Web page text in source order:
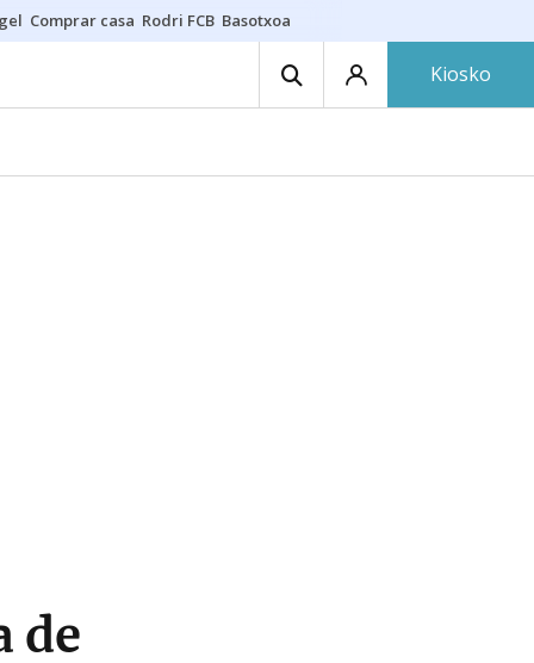
Comprar casa Rodri FCB Basotxoa
Kiosko
de